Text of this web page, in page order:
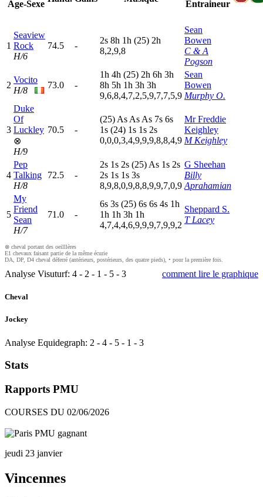
Age-Sexe Entraineur
1
Seaview
Rock
H/6
74.5 -
2s 8h 1h (25) 2h
8,2,9,8
Sean
Bowen
C & A
Pogson
2
Vocito
H/8
73.0 -
1h 4h (25) 2h 6h 3h
8h 5h 1h 3h 3h
9,6,8,4,7,2,5,9,7,7,5,9
Sean
Bowen
Murphy O.
3
Duke
Of
Luckley
⊗
H/9
70.5 -
(25) As As As 7s 6s
1s (24) 1s 1s 2s
0,0,0,3,4,9,9,9,8,8,4,9
Mr Freddie
Keighley
M Keighley
4
Pep
Talking
H/8
72.5 -
2s 1s 2s (25) As 1s 2s
2s 1s 1s 3s
8,9,8,0,9,8,8,9,9,7,0,9
G Sheehan
Billy
Aprahamian
5
My
Friend
Sean
H/7
71.0 -
6s 3s (25) 6s 6s 4s 1h
1h 1h 3h 1h
4,7,4,4,6,9,9,9,7,9,9,2
Sheppard S.
T Lacey
⊗ cheval portant des oeilllères
E1 chevaux faisant partie de la même écurie
DA, DP, D4 cheval déferré (antérieurs, postérieurs, des quatre pieds), • pour la première fois.
Analyse Visuturf: 4 - 2 - 1 - 5 - 3 comment lire le graphique
Cheval
Jockey
Analyse Equidegraph: 2 - 4 - 5 - 1 - 3
Stats
Rapports PMU
COURSES DU 02/06/2026
jeudi 23 janvier
Vincennes